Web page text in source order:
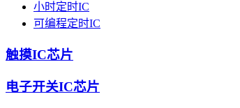
小时定时IC
可编程定时IC
触摸IC芯片
电子开关IC芯片